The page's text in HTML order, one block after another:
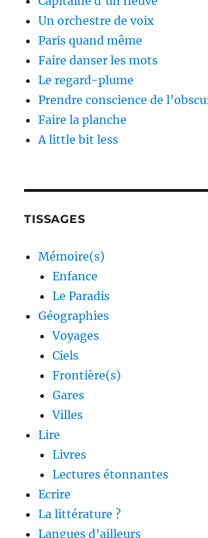
Un orchestre de voix
Paris quand même
Faire danser les mots
Le regard-plume
Prendre conscience de
Faire la planche
A little bit less
TISSAGES
Mémoire(s)
Enfance
Le Paradis
Géographies
Voyages
Ciels
Frontière(s)
Gares
Villes
Lire
Livres
Lectures étonnantes
Ecrire
La littérature ?
Langues d’ailleurs